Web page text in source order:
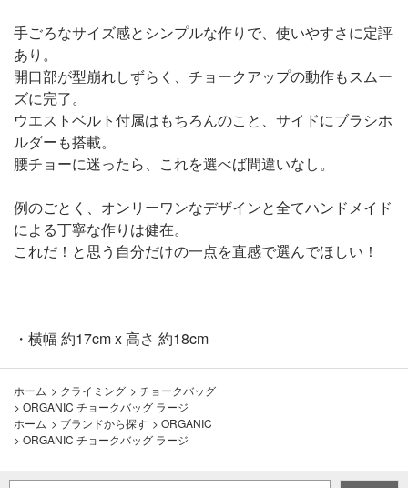
手ごろなサイズ感とシンプルな作りで、使いやすさに定評
あり。
開口部が型崩れしずらく、チョークアップの動作もスムー
ズに完了。
ウエストベルト付属はもちろんのこと、サイドにブラシホ
ルダーも搭載。
腰チョーに迷ったら、これを選べば間違いなし。
例のごとく、オンリーワンなデザインと全てハンドメイド
による丁寧な作りは健在。
これだ！と思う自分だけの一点を直感で選んでほしい！
・横幅 約17cm x 高さ 約18cm
ホーム > クライミング > チョークバッグ
> ORGANIC チョークバッグ ラージ
ホーム > ブランドから探す > ORGANIC
> ORGANIC チョークバッグ ラージ